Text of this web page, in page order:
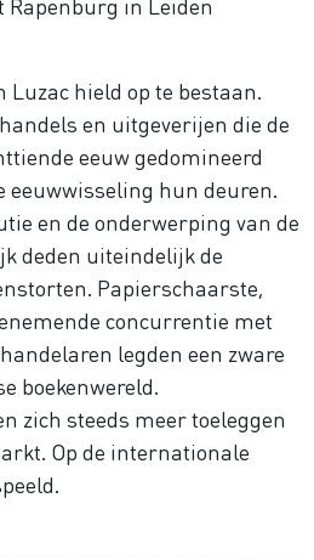
Luzac hield op te bestaan.
en uitgeverijen die de
eeuw gedomineerd
eeuwwisseling hun deuren.
en de onderwerping van de
deden uiteindelijk de
Papierschaarste,
concurrentie met
legden een zware
boekenwereld.
zich steeds meer toeleggen
Op de internationale